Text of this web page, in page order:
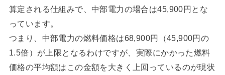
算定される仕組みで、中部電力の場合は45,900円とな
っています。
つまり、中部電力の燃料価格は68,900円（45,900円の
1.5倍）が上限となるわけですが、実際にかかった燃料
価格の平均額はこの金額を大きく上回っているのが現状